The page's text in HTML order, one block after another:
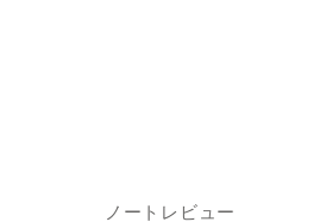
ノートレビュー